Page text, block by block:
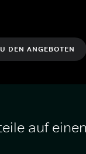
DEN ANGEBOTEN
auf